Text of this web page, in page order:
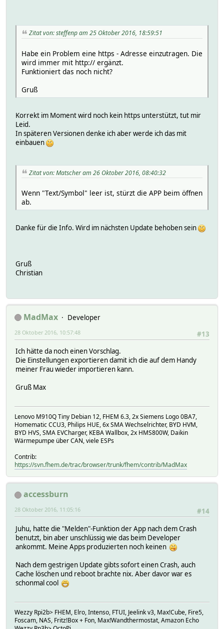
Zitat von: steffenp am 25 Oktober 2016, 18:59:51
Habe ein Problem eine https - Adresse einzutragen. Die
wird immer mit http:// ergänzt.
Funktioniert das noch nicht?
Gruß
Korrekt im Moment wird noch kein https unterstützt, tut mir
Leid.
In späteren Versionen denke ich aber werde ich das mit
einbauen
Zitat von: Matscher am 26 Oktober 2016, 08:40:32
Wenn "Text/Symbol" leer ist, stürzt die APP beim öffnen
ab.
Danke für die Info. Wird im nächsten Update behoben sein
Gruß
Christian
MadMax
Developer
#13
28 Oktober 2016, 10:57:48
Ich hätte da noch einen Vorschlag.
Die Einstellungen exportieren damit ich die auf dem Handy
meiner Frau wieder importieren kann.
Gruß Max
Lenovo M910Q Tiny Debian 12, FHEM 6.3, 2x Siemens Logo 0BA7,
Homematic CCU3, Philips HUE, 6x SMA Wechselrichter, BYD HVM,
BYD HVS, SMA EVCharger, KEBA Wallbox, 2x HMS800W, Daikin
Wärmepumpe über CAN, viele ESPs
Contrib:
https://svn.fhem.de/trac/browser/trunk/fhem/contrib/MadMax
accessburn
#14
28 Oktober 2016, 11:05:16
Juhu, hatte die "Melden"-Funktion der App nach dem Crash
benutzt, bin aber unschlüssig wie das beim Developer
ankommt. Meine Apps produzierten noch keinen
Nach dem gestrigen Update gibts sofort einen Crash, auch
Cache löschen und reboot brachte nix. Aber davor war es
schonmal cool
Wezzy Rpi2b> FHEM, Elro, Intenso, FTUI, Jeelink v3, Max!Cube, Fire5,
Foscam, NAS, Fritz!Box + Fon, Max!Wandthermostat, Amazon Echo